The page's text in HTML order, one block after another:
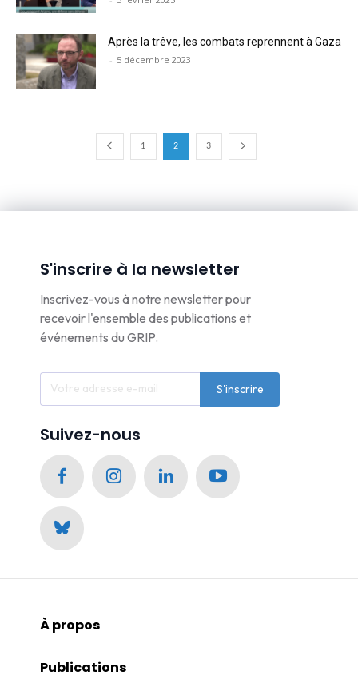
Après la trêve, les combats reprennent à Gaza
- 5 décembre 2023
1 2 3
S'inscrire à la newsletter
Inscrivez-vous à notre newsletter pour
recevoir l'ensemble des publications et
événements du GRIP.
S'inscrire
Suivez-nous
À propos
Publications